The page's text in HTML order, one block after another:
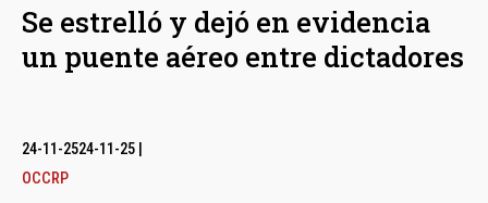
Se estrelló y dejó en evidencia
un puente aéreo entre dictadores
24-11-2524-11-25
OCCRP